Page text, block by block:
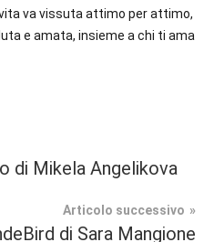
va vissuta attimo per attimo,
e amata, insieme a chi ti ama
di Mikela Angelikova
Articolo successivo
di Sara Mangione